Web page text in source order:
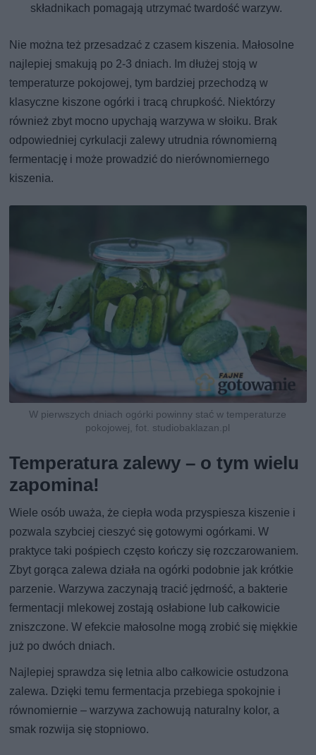
składnikach pomagają utrzymać twardość warzyw.
Nie można też przesadzać z czasem kiszenia. Małosolne
najlepiej smakują po 2-3 dniach. Im dłużej stoją w
temperaturze pokojowej, tym bardziej przechodzą w
klasyczne kiszone ogórki i tracą chrupkość. Niektórzy
również zbyt mocno upychają warzywa w słoiku. Brak
odpowiedniej cyrkulacji zalewy utrudnia równomierną
fermentację i może prowadzić do nierównomiernego
kiszenia.
W pierwszych dniach ogórki powinny stać w temperaturze
pokojowej, fot. studiobaklazan.pl
Temperatura zalewy – o tym wielu
zapomina!
Wiele osób uważa, że ciepła woda przyspiesza kiszenie i
pozwala szybciej cieszyć się gotowymi ogórkami. W
praktyce taki pośpiech często kończy się rozczarowaniem.
Zbyt gorąca zalewa działa na ogórki podobnie jak krótkie
parzenie. Warzywa zaczynają tracić jędrność, a bakterie
fermentacji mlekowej zostają osłabione lub całkowicie
zniszczone. W efekcie małosolne mogą zrobić się miękkie
już po dwóch dniach.
Najlepiej sprawdza się letnia albo całkowicie ostudzona
zalewa. Dzięki temu fermentacja przebiega spokojnie i
równomiernie – warzywa zachowują naturalny kolor, a
smak rozwija się stopniowo.